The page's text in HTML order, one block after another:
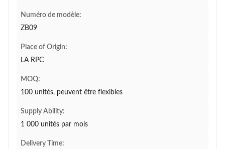
Numéro de modèle:
ZB09
Place of Origin:
LA RPC
MOQ:
100 unités, peuvent être flexibles
Supply Ability:
1 000 unités par mois
Delivery Time: